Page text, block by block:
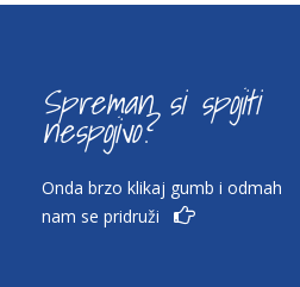
Spreman si spojiti
nespojivo?
Onda brzo klikaj gumb i odmah
nam se pridruži